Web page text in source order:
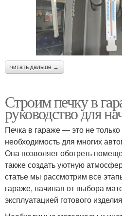
читать дальше →
Строим печку в
руководство для
Печка в гараже — это не только
необходимость для многих
Она позволяет обогреть
также создать уютную
статье мы рассмотрим все
гараже, начиная от выбора
эксплуатацией готового